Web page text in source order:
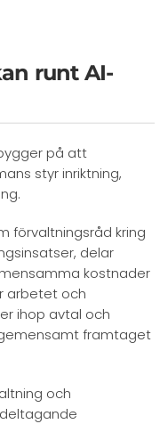
runt AI-
på att
styr inriktning,
förvaltningsråd kring
delar
kostnader
arbetet och
ihop avtal och
framtaget
och